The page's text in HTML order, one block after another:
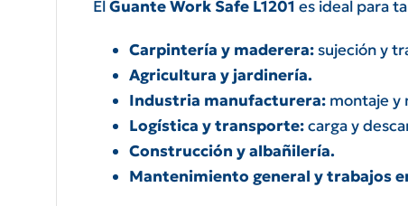
ElGuante Work Safe L1201 es ideal para
Carpintería y maderera: sujeción y
Agricultura y jardinería.
Industria manufacturera: montaje y
Logística y transporte:carga y
Construcción y albañilería.
Mantenimiento general y trabajos